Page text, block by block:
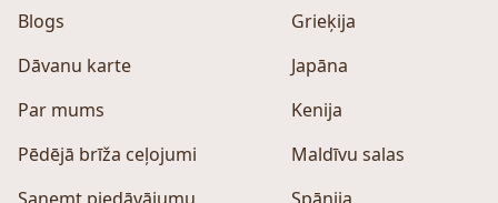
Blogs
Dāvanu karte
Par mums
Pēdējā brīža ceļojumi
Grieķija
Japāna
Kenija
Maldīvu salas